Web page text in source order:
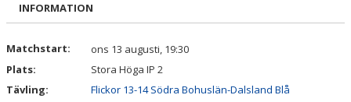
TRUPPEN
DOKUMENT
INFORMATION
Matchstart:
ons 13 augusti, 19:30
Plats:
Stora Höga IP 2
Tävling:
Flickor 13-14 Södra Bohuslän-Dalsland Blå